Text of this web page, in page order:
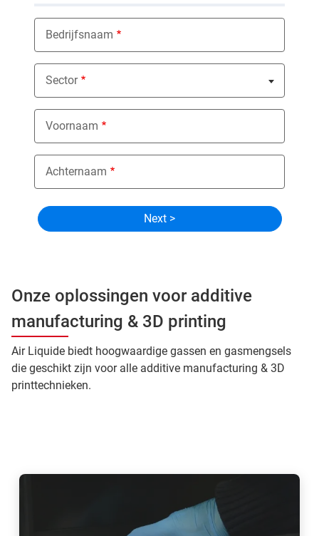
Onze oplossingen voor additive
manufacturing & 3D printing
Air Liquide biedt hoogwaardige gassen en gasmengsels
die geschikt zijn voor alle additive manufacturing & 3D
printtechnieken.
Bedrijfsnaam
Sector
Nothing selected
Voornaam
Achternaam